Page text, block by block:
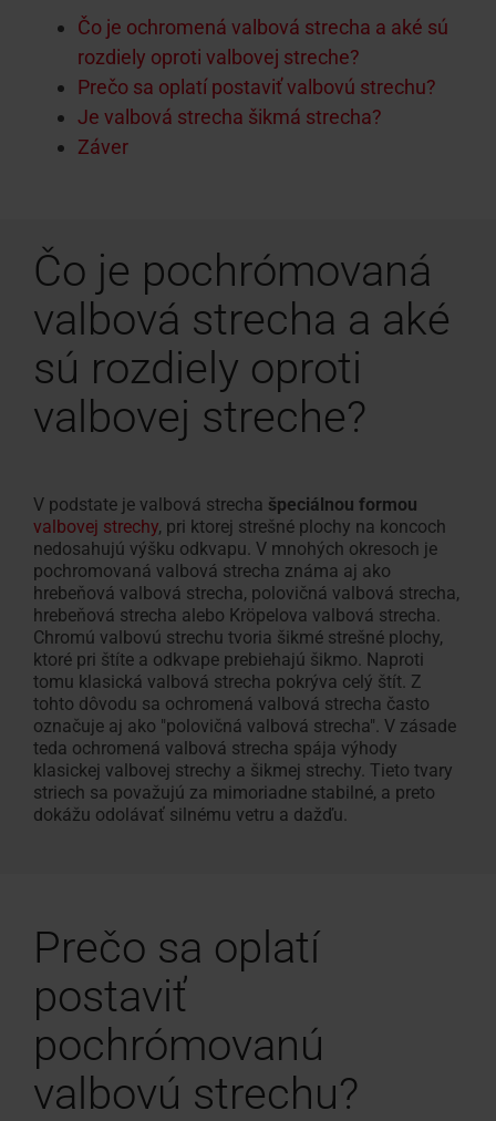
Čo je ochromená valbová strecha a aké sú
rozdiely oproti valbovej streche?
Prečo sa oplatí postaviť valbovú strechu?
Je valbová strecha šikmá strecha?
Záver
Čo je pochrómovaná
valbová strecha a aké
sú rozdiely oproti
valbovej streche?
V podstate je valbová strecha špeciálnou formou
valbovej strechy, pri ktorej strešné plochy na koncoch
nedosahujú výšku odkvapu. V mnohých okresoch je
pochromovaná valbová strecha známa aj ako
hrebeňová valbová strecha, polovičná valbová strecha,
hrebeňová strecha alebo Kröpelova valbová strecha.
Chromú valbovú strechu tvoria šikmé strešné plochy,
ktoré pri štíte a odkvape prebiehajú šikmo. Naproti
tomu klasická valbová strecha pokrýva celý štít. Z
tohto dôvodu sa ochromená valbová strecha často
označuje aj ako "polovičná valbová strecha". V zásade
teda ochromená valbová strecha spája výhody
klasickej valbovej strechy a šikmej strechy. Tieto tvary
striech sa považujú za mimoriadne stabilné, a preto
dokážu odolávať silnému vetru a dažďu.
Prečo sa oplatí
postaviť
pochrómovanú
valbovú strechu?